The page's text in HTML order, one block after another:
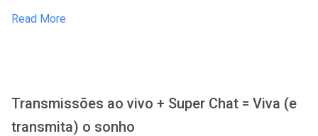
Read More
Transmissões ao vivo + Super Chat = Viva (e
transmita) o sonho